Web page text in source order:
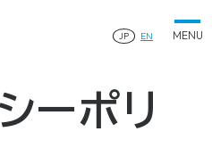
ードブロック SK-B®
工程)
JP EN
ーポリ